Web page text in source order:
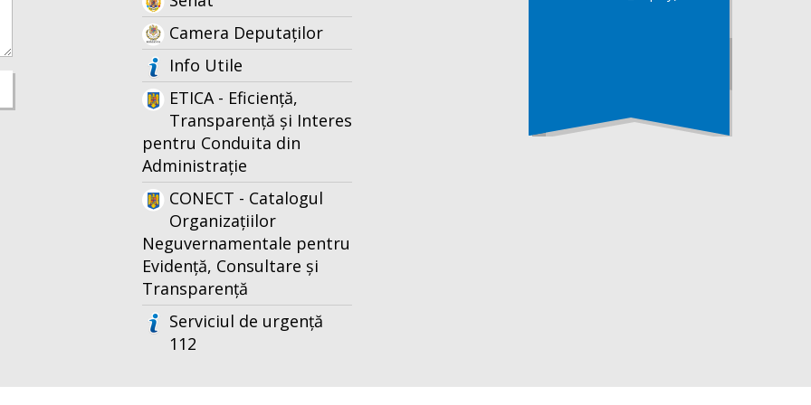
Camera Deputaților
Info Utile
ETICA - Eficiență,
Transparență și Interes
pentru Conduita din
Administrație
CONECT - Catalogul
Organizațiilor
Neguvernamentale pentru
Evidență, Consultare și
Transparență
Serviciul de urgență
112